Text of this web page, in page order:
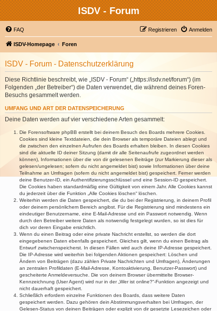
ISDV - Forum
FAQ Anmelden
Registrieren
ISDV-Homepage Foren
ISDV - Forum - Datenschutzerklärung
Diese Richtlinie beschreibt, wie „ISDV - Forum“ („https://isdv.net/forum“) (im
Folgenden „der Betreiber“) die Daten verwendet, die während deines Foren-
Besuchs gesammelt werden.
UMFANG UND ART DER DATENSPEICHERUNG
Deine Daten werden auf vier verschiedene Arten gesammelt:
Die Forensoftware phpBB erstellt bei deinem Besuch des Boards mehrere Cookies.
Cookies sind kleine Textdateien, die dein Browser als temporäre Dateien ablegt und
die zwischen den einzelnen Aufrufen des Boards erhalten bleiben. In diesen Cookies
sind die aktuelle ID deiner Sitzung (damit dir alle Seitenaufrufe zugeordnet werden
können), Informationen über die von dir gelesenen Beiträge (zur Markierung dieser als
gelesen/ungelesen; sofern du nicht angemeldet bist) sowie Informationen über deine
Teilnahme an Umfragen (sofern du nicht angemeldet bist) gespeichert. Ferner werden
deine Benutzer-ID, ein Authentifizierungsschlüssel und eine Session-ID gespeichert.
Die Cookies haben standardmäßig eine Gültigkeit von einem Jahr. Alle Cookies kannst
du jederzeit über die Funktion „Alle Cookies löschen“ löschen.
Weiterhin werden die Daten gespeichert, die du bei der Registrierung, in deinem Profil
oder deinem persönlichem Bereich angibst. Für die Registrierung sind mindestens ein
eindeutiger Benutzername, eine E-Mail-Adresse und ein Passwort notwendig. Wenn
durch den Betreiber weitere Daten als notwendig festgelegt wurden, so ist dies für
dich vor deren Eingabe ersichtlich.
Wenn du einen Beitrag oder eine private Nachricht erstellst, so werden die dort
eingegebenen Daten ebenfalls gespeichert. Gleiches gilt, wenn du einen Beitrag als
Entwurf zwischenspeicherst. In diesen Fällen wird auch deine IP-Adresse gespeichert.
Die IP-Adresse wird weiterhin bei folgenden Aktionen gespeichert: Löschen und
Ändern von Beiträgen (dazu zählen Private Nachrichten und Umfragen), Änderungen
an zentralen Profildaten (E-Mail-Adresse, Kontoaktivierung, Benutzer-Passwort) und
gescheiterte Anmeldeversuche. Die von deinem Browser übermittelte Browser-
Kennzeichnung (User Agent) wird nur in der „Wer ist online?“-Funktion angezeigt und
nicht dauerhaft gespeichert.
Schließlich erfordern einzelne Funktionen des Boards, dass weitere Daten
gespeichert werden. Dazu gehören dein Abstimmungsverhalten bei Umfragen, der
Gelesen-Status von deinen Beiträgen oder explizit von dir gesetzte Lesezeichen oder